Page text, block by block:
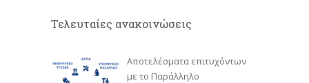
Τελευταίες ανακοινώσεις
Αποτελέσματα επιτυχόντων
με το Παράλληλο